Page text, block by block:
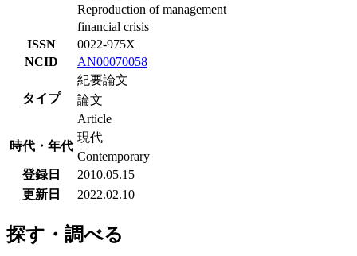
Reproduction of management
financial crisis
ISSN
0022-975X
NCID
AN00070058
タイプ
紀要論文
論文
Article
時代・年代
現代
Contemporary
登録日
2010.05.15
更新日
2022.02.10
探す・調べる